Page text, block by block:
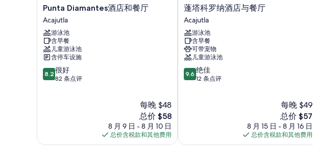
Punta
Diamantes
酒
店
和
餐
厅
Acajutla
Punta Diamantes酒店和餐厅
Acajutla
游泳池
含早餐
儿童游泳池
含停车设施
8.2
分，
条
8.2 很好
82 条点评
每晚 $48
新
价
格
$58
总价 $58
8 月 9 日 - 8 月 10 日
总价含税款和其他费用
蓬
塔
科
罗
纳
酒
店
与
餐
蓬塔科罗纳酒店与餐厅
Acajutla
游泳池
含早餐
可带宠物
儿童游泳池
9.6
分，
条
9.6 绝佳
12 条点评
每晚 $49
新
价
格
$57
总价 $57
8 月 15 日 - 8 月 16 日
总价含税款和其他费用